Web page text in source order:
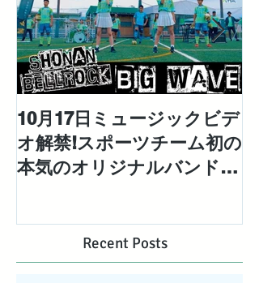
10月17日ミュージックビデ
オ解禁!スポーツチーム初の
本気のオリジナルバンドと
【BIG WAVE】MV解禁!
Recent Posts